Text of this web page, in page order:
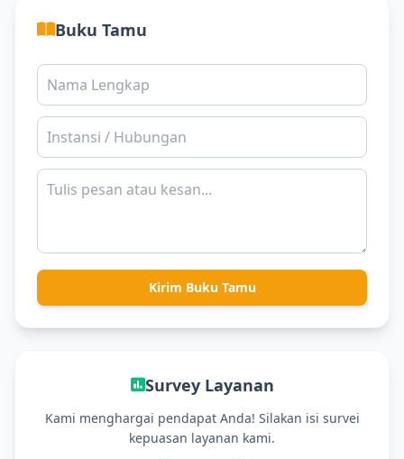
Buku Tamu
Kirim Buku Tamu
Survey Layanan
Kami menghargai pendapat Anda! Silakan isi survei
kepuasan layanan kami.